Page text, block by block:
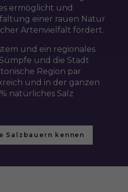
ermöglicht und
einer rauen Natur
Artenvielfalt fördert.
und ein regionales
und die Stadt
Region par
und in der ganzen
natürliches Salz
Salzbauern kennen